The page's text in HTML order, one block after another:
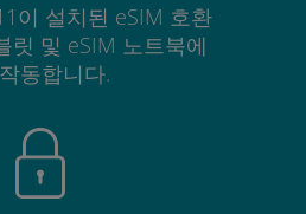
이 설치된 eSIM 호환
릿 및 eSIM 노트북에
동합니다.